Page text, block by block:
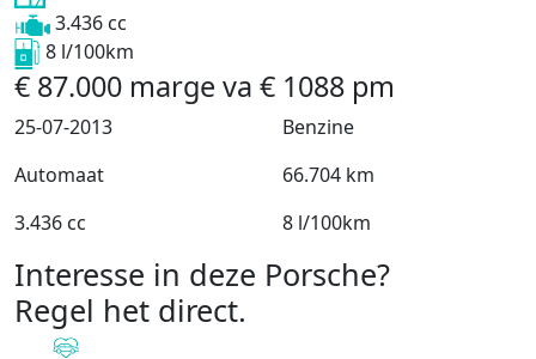
3.436 cc
8 l/100km
€ 87.000 marge va € 1088 pm
25-07-2013
Benzine
Automaat
66.704 km
3.436 cc
8 l/100km
Interesse in deze Porsche?
Regel het direct.